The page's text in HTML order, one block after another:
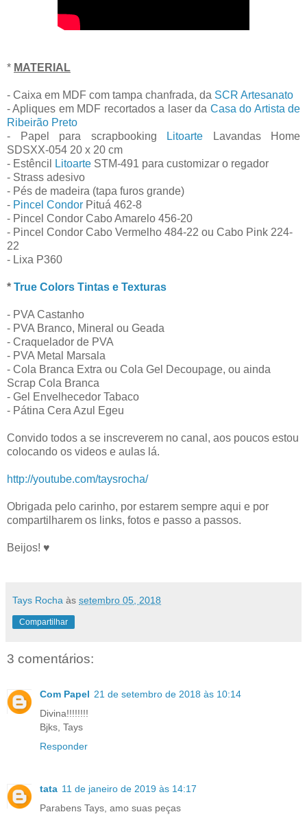
* MATERIAL
- Caixa em MDF com tampa chanfrada, da SCR Artesanato
- Apliques em MDF recortados a laser da Casa do Artista de
Ribeirão Preto
- Papel para scrapbooking
Litoarte Lavandas Home
SDSXX-054 20 x 20 cm
- Estêncil
Litoarte STM-491 para customizar o regador
- Strass adesivo
- Pés de madeira (tapa furos grande)
- Pincel Condor Pituá 462-8
- Pincel Condor Cabo Amarelo 456-20
- Pincel Condor Cabo Vermelho 484-22 ou Cabo Pink 224-
22
- Lixa P360
* True Colors Tintas e Texturas
- PVA Castanho
- PVA Branco, Mineral ou Geada
- Craquelador de PVA
- PVA Metal Marsala
- Cola Branca Extra ou Cola Gel Decoupage, ou ainda
Scrap Cola Branca
- Gel Envelhecedor Tabaco
- Pátina Cera Azul Egeu
Convido todos a se inscreverem no canal, aos poucos estou
colocando os videos e aulas lá.
http://youtube.com/taysrocha/
Obrigada pelo carinho, por estarem sempre aqui e por
compartilharem os links, fotos e passo a passos.
Beijos! ♥
Tays Rocha às setembro 05, 2018
Compartilhar
3 comentários:
Com Papel 21 de setembro de 2018 às 10:14
Divina!!!!!!!!
Bjks, Tays
Responder
tata 11 de janeiro de 2019 às 14:17
Parabens Tays, amo suas peças